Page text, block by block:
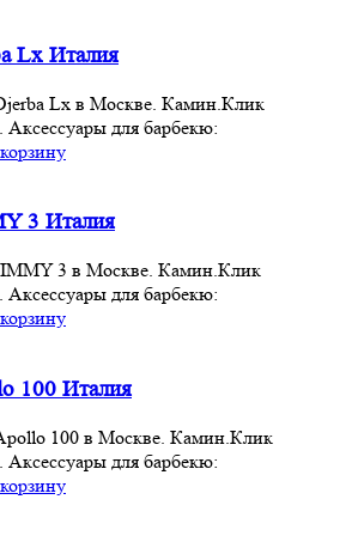
Lx Италия
Lx в Москве. Камин.Клик
для барбекю:
3 Италия
3 в Москве. Камин.Клик
для барбекю:
100 Италия
100 в Москве. Камин.Клик
для барбекю: